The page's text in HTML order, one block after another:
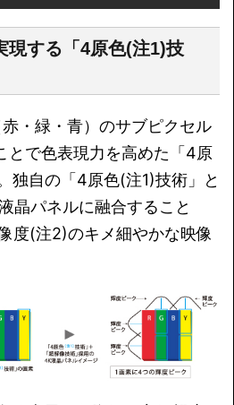
現する「4原色(注1)技
・緑・青）のサブピクセル
とで色表現力を高めた「4原
独自の「4原色(注1)技術」と
晶パネルに融合すること
度(注2)のキメ細やかな映像